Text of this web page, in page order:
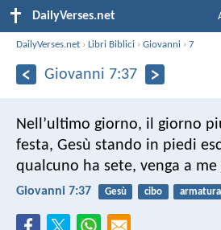
DailyVerses.net
DailyVerses.net ›Libri Biblici ›Giovanni ›7
Giovanni 7:37
Nell’ultimo giorno, il giorno
festa, Gesù stando in piedi
qualcuno ha sete, venga a me
Giovanni 7:37 Gesù cibo armatura